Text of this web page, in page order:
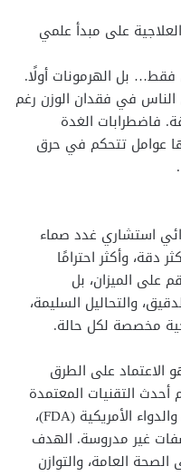
على مبدأ علمي
بل الهرمونات أولًا.
في فقدان الوزن رغم
فاضطرابات الغدة
عوامل تتحكم في حرق
استشاري غدد صماء
دقة، وأكثر احترامًا
على الميزان، بل
والتحاليل السليمة،
مخصصة لكل حالة.
الاعتماد على الطرق
أحدث التقنيات المعتمدة
والمتوافقة مع معايير منظمة الغذاء والدواء الأمريكية (FDA)،
غير مدروسة. الهدف
العامة، والتوازن